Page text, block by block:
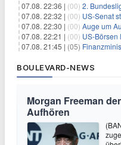
07.08. 22:36 | (00) 2.
07.08. 22:32 | (00) US-Senat
07.08. 22:30 | (00) Auge um
07.08. 22:21 | (00) US-Börsen
07.08. 21:45 | (05)
BOULEVARD-NEWS
Morgan Freeman
Aufhören